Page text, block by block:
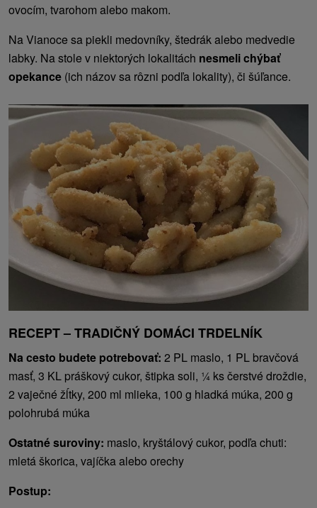
ovocím, tvarohom alebo makom.
Na Vianoce sa piekli medovníky, štedrák alebo medvedie
labky. Na stole v niektorých lokalitách nesmeli chýbať
opekance (ich názov sa rôzni podľa lokality), či šúľance.
RECEPT – TRADIČNÝ DOMÁCI TRDELNÍK
Na cesto budete potrebovať: 2 PL maslo, 1 PL bravčová
masť, 3 KL práškový cukor, štipka soli, ¼ ks čerstvé droždie,
2 vaječné žĺtky, 200 ml mlieka, 100 g hladká múka, 200 g
polohrubá múka
Ostatné suroviny: maslo, kryštálový cukor, podľa chuti:
mletá škorica, vajíčka alebo orechy
Postup: